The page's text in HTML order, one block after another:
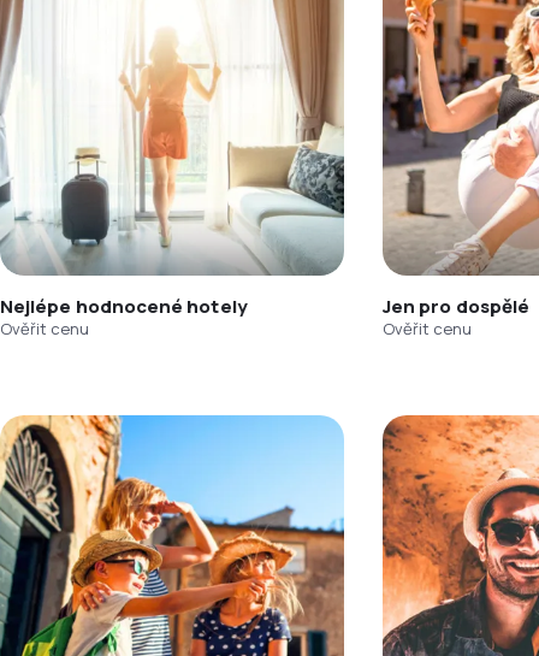
Nejlépe hodnocené hotely
Ověřit cenu
Jen pro dospělé
Ověřit cenu